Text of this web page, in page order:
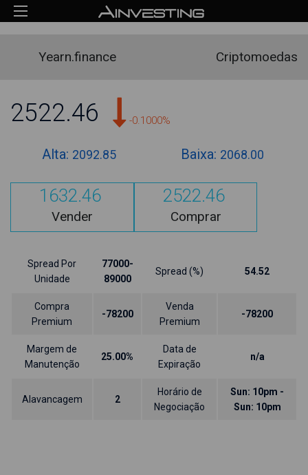
Yearn.finance Criptomoedas
2522.46 -0.1000%
Alta: 2092.85 Baixa: 2068.00
1632.46
Vender
2522.46
Comprar
Spread Por
Unidade
77000-
89000
Spread (%) 54.52
Compra
Premium
-78200
Venda
Premium
-78200
Margem de
Manutenção
25.00%
Data de
Expiração
n/a
Alavancagem 2
Horário de
Negociação
Sun: 10pm -
Sun: 10pm